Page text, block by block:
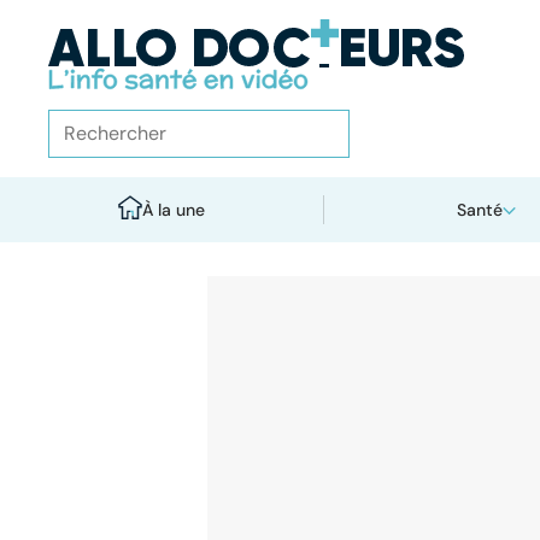
À la une Santé